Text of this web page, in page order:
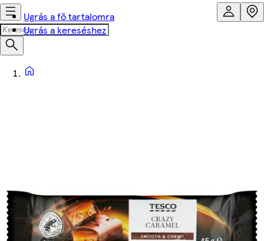
Ugrás a fő tartalomra
Ugrás a kereséshez